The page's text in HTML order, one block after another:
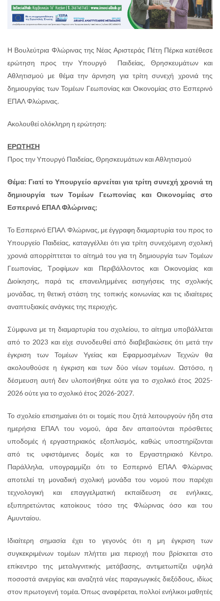
Η Βουλεύτρια Φλώρινας της Νέας Αριστεράς Πέτη Πέρκα κατέθεσε
ερώτηση προς την Υπουργό Παιδείας, Θρησκευμάτων και
Αθλητισμού με θέμα την άρνηση για τρίτη συνεχή χρονιά της
δημιουργίας των Τομέων Γεωπονίας και Οικονομίας στο Εσπερινό
ΕΠΑΛ Φλώρινας.
Ακολουθεί ολόκληρη η ερώτηση:
ΕΡΩΤΗΣΗ
Προς την Υπουργό Παιδείας, Θρησκευμάτων και Αθλητισμού
Θέμα: Γιατί το Υπουργείο αρνείται για τρίτη συνεχή χρονιά τη
δημιουργία των Τομέων Γεωπονίας και Οικονομίας στο
Εσπερινό ΕΠΑΛ Φλώρινας;
Το Εσπερινό ΕΠΑΛ Φλώρινας, με έγγραφη διαμαρτυρία του προς το
Υπουργείο Παιδείας, καταγγέλλει ότι για τρίτη συνεχόμενη σχολική
χρονιά απορρίπτεται το αίτημά του για τη δημιουργία των Τομέων
Γεωπονίας, Τροφίμων και Περιβάλλοντος και Οικονομίας και
Διοίκησης, παρά τις επανειλημμένες εισηγήσεις της σχολικής
μονάδας, τη θετική στάση της τοπικής κοινωνίας και τις ιδιαίτερες
αναπτυξιακές ανάγκες της περιοχής.
Σύμφωνα με τη διαμαρτυρία του σχολείου, το αίτημα υποβάλλεται
από το 2023 και είχε συνοδευθεί από διαβεβαιώσεις ότι μετά την
έγκριση των Τομέων Υγείας και Εφαρμοσμένων Τεχνών θα
ακολουθούσε η έγκριση και των δύο νέων τομέων. Ωστόσο, η
δέσμευση αυτή δεν υλοποιήθηκε ούτε για το σχολικό έτος 2025-
2026 ούτε για το σχολικό έτος 2026-2027.
Το σχολείο επισημαίνει ότι οι τομείς που ζητά λειτουργούν ήδη στα
ημερήσια ΕΠΑΛ του νομού, άρα δεν απαιτούνται πρόσθετες
υποδομές ή εργαστηριακός εξοπλισμός, καθώς υποστηρίζονται
από τις υφιστάμενες δομές και το Εργαστηριακό Κέντρο.
Παράλληλα, υπογραμμίζει ότι το Εσπερινό ΕΠΑΛ Φλώρινας
αποτελεί τη μοναδική σχολική μονάδα του νομού που παρέχει
τεχνολογική και επαγγελματική εκπαίδευση σε ενήλικες,
εξυπηρετώντας κατοίκους τόσο της Φλώρινας όσο και του
Αμυνταίου.
Ιδιαίτερη σημασία έχει το γεγονός ότι η μη έγκριση των
συγκεκριμένων τομέων πλήττει μια περιοχή που βρίσκεται στο
επίκεντρο της μεταλιγνιτικής μετάβασης, αντιμετωπίζει υψηλά
ποσοστά ανεργίας και αναζητά νέες παραγωγικές διεξόδους, ιδίως
στον πρωτογενή τομέα. Όπως αναφέρεται, πολλοί ενήλικοι μαθητές